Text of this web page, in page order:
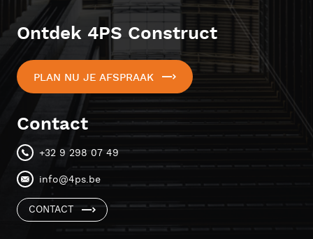
Ontdek 4PS Construct
PLAN NU JE AFSPRAAK
Contact
+32 9 298 07 49
info@4ps.be
CONTACT